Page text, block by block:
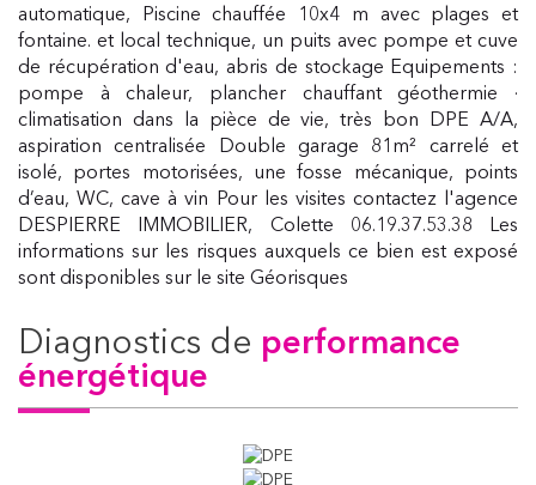
automatique, Piscine chauffée 10x4 m avec plages et
fontaine. et local technique, un puits avec pompe et cuve
de récupération d'eau, abris de stockage Equipements :
pompe à chaleur, plancher chauffant géothermie ·
climatisation dans la pièce de vie, très bon DPE A/A,
aspiration centralisée Double garage 81m² carrelé et
isolé, portes motorisées, une fosse mécanique, points
d’eau, WC, cave à vin Pour les visites contactez l'agence
DESPIERRE IMMOBILIER, Colette 06.19.37.53.38 Les
informations sur les risques auxquels ce bien est exposé
sont disponibles sur le site Géorisques
diagnostics de performance
énergétique